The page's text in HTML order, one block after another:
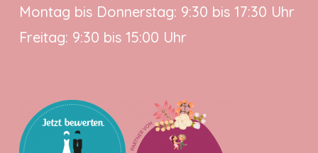
Montag bis Donnerstag: 9:30 bis 17:30 Uhr
Freitag: 9:30 bis 15:00 Uhr